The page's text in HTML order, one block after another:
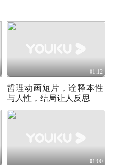
01:12
哲理动画短片，诠释本性
与人性，结局让人反思
01:00